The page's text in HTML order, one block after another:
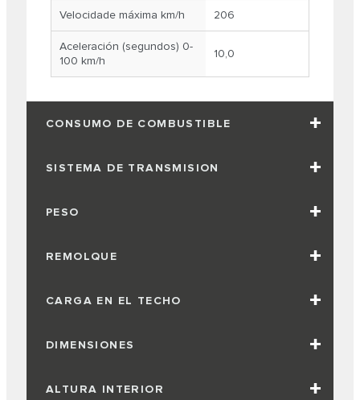
Velocidade máxima km/h 206
Aceleración (segundos) 0-
100 km/h
10,0
CONSUMO DE COMBUSTIBLE
SISTEMA DE TRANSMISION
PESO
REMOLQUE
CARGA EN EL TECHO
DIMENSIONES
ALTURA INTERIOR